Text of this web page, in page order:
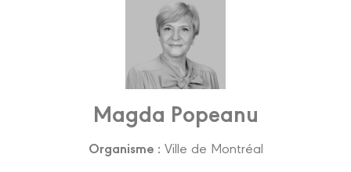
Magda Popeanu
Organisme : Ville de Montréal